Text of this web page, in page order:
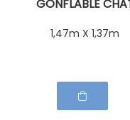
GONFLABLE
1,47m X 1,37m